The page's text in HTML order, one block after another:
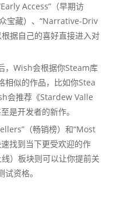
Access”（早期访
宝藏）、“Narrative-Driv
据自己的喜好直接进入对
，Wish会根据你Steam库
相似的作品，比如你Stea
会推荐《Stardew Valle
是开发者的新作。
（畅销榜）和“Most
找到当下更受欢迎的作
）板块则可以让你提前关
资格。